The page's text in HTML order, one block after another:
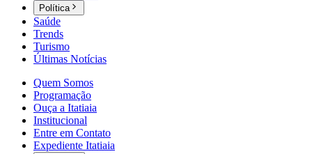
Política
Saúde
Trends
Turismo
Últimas Notícias
Quem Somos
Programação
Ouça a Itatiaia
Institucional
Entre em Contato
Expediente Itatiaia